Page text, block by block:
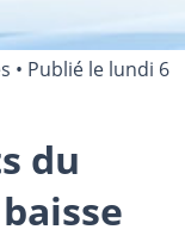
• Publié le lundi 6
du